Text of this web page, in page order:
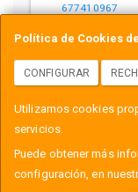
Política de Cookies
CONFIGURAR
Utilizamos cookies
servicios.
Puede obtener más
configuración, en
677410967
Horario
L-V: 10:00-14:00,
, , , ,